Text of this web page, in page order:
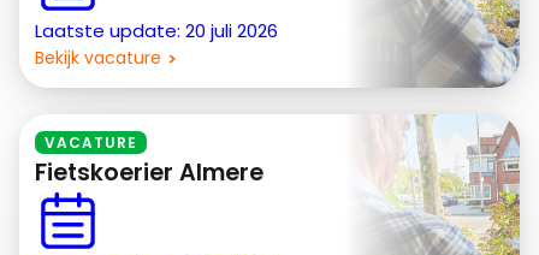
Laatste update: 20 juli 2026
Bekijk vacature
VACATURE
Fietskoerier Almere